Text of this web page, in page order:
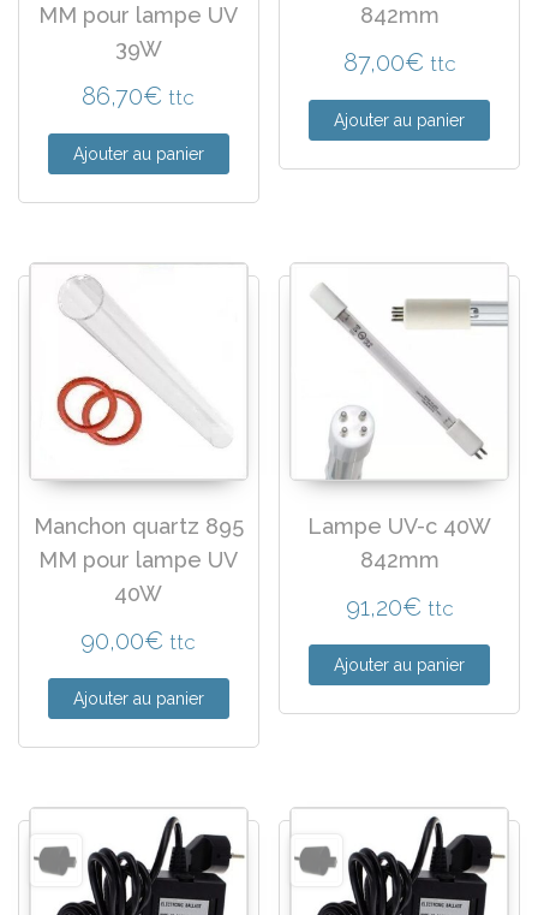
MM pour lampe UV
39W
86,70€ ttc
Ajouter au panier
842mm
87,00€ ttc
Ajouter au panier
Manchon quartz 895
MM pour lampe UV
40W
90,00€ ttc
Ajouter au panier
Lampe UV-c 40W
842mm
91,20€ ttc
Ajouter au panier